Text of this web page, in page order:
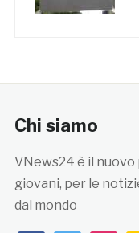
Chi siamo
VNews24 è il
giovani, per le
dal mondo